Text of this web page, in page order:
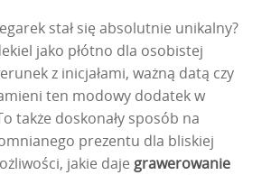
stał się absolutnie unikalny?
jako płótno dla osobistej
z inicjałami, ważną datą czy
ten modowy dodatek w
także doskonały sposób na
prezentu dla bliskiej
jakie daje grawerowanie